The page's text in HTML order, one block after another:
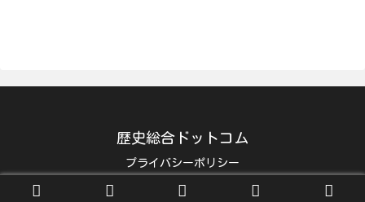
歴史総合ドットコム
プライバシーポリシー